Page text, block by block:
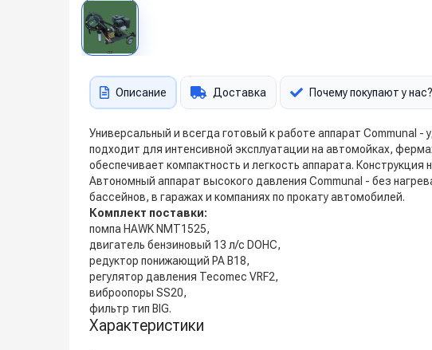
Описание Доставка Почему покупают у нас?
Универсальный и всегда готовый к работе аппарат Communal
подходит для интенсивной эксплуатации на автомойках,
обеспечивает компактность и легкость аппарата.
Автономный аппарат высокого давления Communal - без
бассейнов, в гаражах и компаниях по прокату автомобилей.
Комплект поставки:
помпа HAWK NMT1525,
двигатель бензиновый 13 л/с DOHC,
редуктор понижающий PA B18,
регулятор давления Tecomec VRF2,
виброопоры SS20,
фильтр тип BIG.
Характеристики